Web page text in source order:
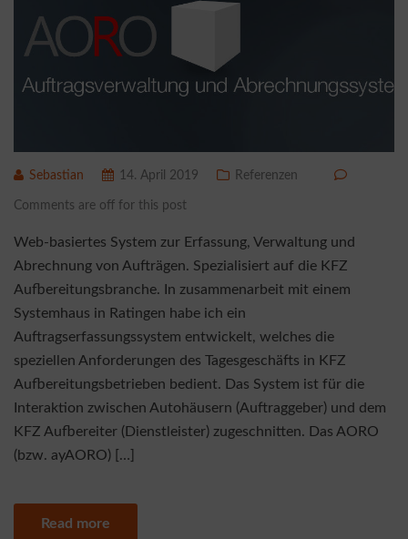
Sebastian 14. April 2019 Referenzen
Comments are off for this post
Web-basiertes System zur Erfassung, Verwaltung und
Abrechnung von Aufträgen. Spezialisiert auf die KFZ
Aufbereitungsbranche. In zusammenarbeit mit einem
Systemhaus in Ratingen habe ich ein
Auftragserfassungssystem entwickelt, welches die
speziellen Anforderungen des Tagesgeschäfts in KFZ
Aufbereitungsbetrieben bedient. Das System ist für die
Interaktion zwischen Autohäusern (Auftraggeber) und dem
KFZ Aufbereiter (Dienstleister) zugeschnitten. Das AORO
(bzw. ayAORO) […]
Read more